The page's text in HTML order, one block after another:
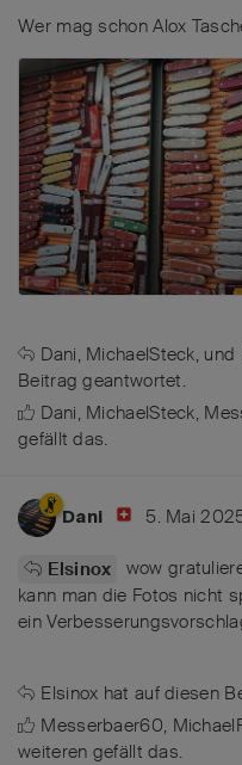
Wer mag schon Alox
Dani, MichaelSteck, und
Beitrag geantwortet.
Dani, MichaelSteck,
gefällt das.
Dani 5. Mai
Elsinox
wow
kann man die Fotos nicht
ein
Elsinox hat auf diesen
Messerbaer60,
weiteren gefällt das.